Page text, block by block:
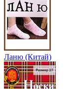
Ланю (Китай)